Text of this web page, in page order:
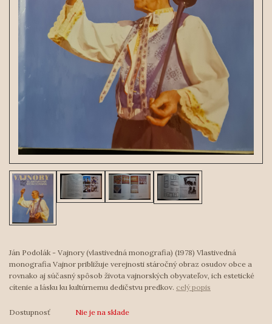
Ján Podolák - Vajnory (vlastivedná monografia) (1978) Vlastivedná
monografia Vajnor približuje verejnosti stáročný obraz osudov obce a
rovnako aj súčasný spôsob života vajnorských obyvateľov, ich estetické
cítenie a lásku ku kultúrnemu dedičstvu predkov. celý popis
Dostupnosť Nie je na sklade